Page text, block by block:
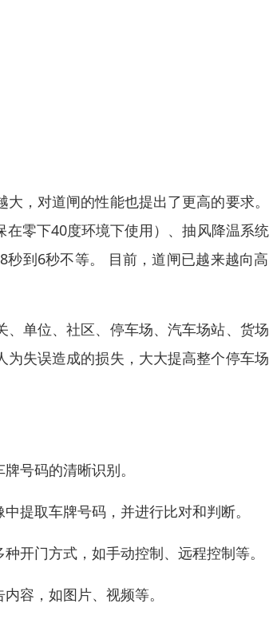
，对道闸的性能也提出了更高的要求
零下40度环境下使用）、抽风降温系
到6秒不等。 目前，道闸已越来越向
单位、社区、停车场、汽车场站、货
失误造成的损失，大大提高整个停车
号码的清晰识别。
提取车牌号码，并进行比对和判断。
开门方式，如手动控制、远程控制等。
容，如图片、视频等。